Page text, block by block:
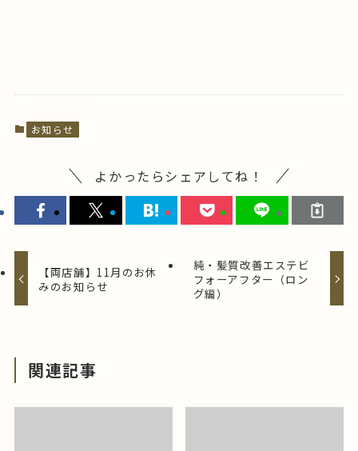
お知らせ
よかったらシェアしてね！
【両店舗】11月のお休
みのお知らせ
純・髪質改善エステビ
フォーアフター（ロン
グ編）
関連記事